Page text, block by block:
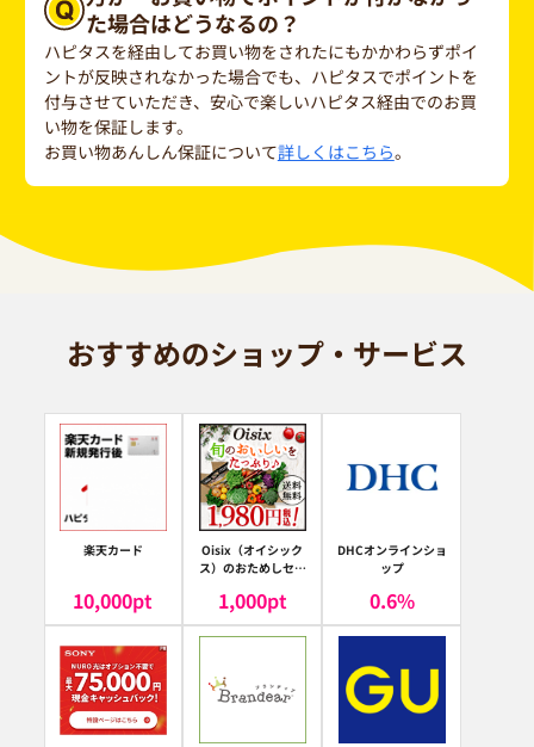
た場合はどうなるの？
ハピタスを経由してお買い物をされたにもかかわらずポイ
ントが反映されなかった場合でも、ハピタスでポイントを
付与させていただき、安心で楽しいハピタス経由でのお買
い物を保証します。
お買い物あんしん保証について詳しくはこちら。
おすすめのショップ・サービス
楽天カード
10,000pt
Oisix（オイシック
ス）のおためしセッ
1,000pt
DHCオンラインショ
ップ
0.6%